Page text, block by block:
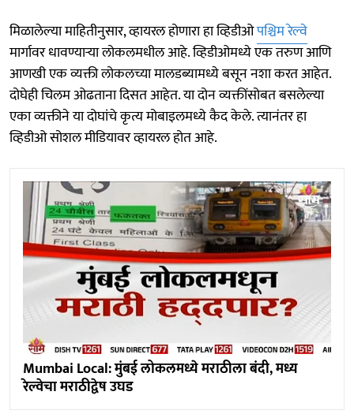
मिळालेल्या माहितीनुसार, व्हायरल होणारा हा व्हिडीओपश्चिम रेल्वे
मार्गावर धावण्याऱ्या लोकलमधील आहे. व्हिडीओमध्ये एक तरुण आणि
आणखी एक व्यक्ती लोकलच्या मालडब्यामध्ये बसून नशा करत आहेत.
दोघेही चिलम ओढताना दिसत आहेत. या दोन व्यक्तींसोबत बसलेल्या
एका व्यक्तीने या दोघांचे कृत्य मोबाइलमध्ये कैद केले. त्यानंतर हा
व्हिडीओ सोशल मीडियावर व्हायरल होत आहे.
Mumbai Local: मुंबई लोकलमध्ये मराठीला बंदी, मध्य
रेल्वेचा मराठीद्वेष उघड